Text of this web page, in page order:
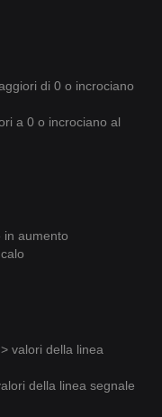
di 0 o incrociano
a 0 o incrociano al
in aumento
valori della linea
della linea segnale